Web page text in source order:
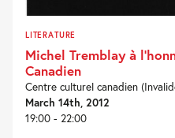
LITERATURE
Michel Tremblay à
Canadien
Centre culturel canadien
March 14th, 2012
19:00 - 22:00